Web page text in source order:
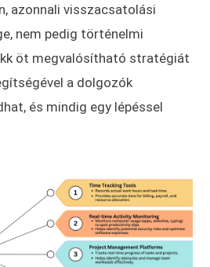
azonnali visszacsatolási
nem pedig történelmi
öt megvalósítható stratégiát
a dolgozók
és mindig egy lépéssel